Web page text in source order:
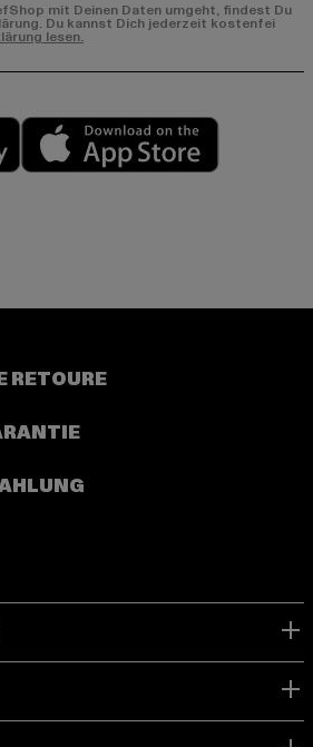
mit Deinen Daten umgeht, findest Du
Du kannst Dich jederzeit kostenfei
lesen.
Play market
RETOURE